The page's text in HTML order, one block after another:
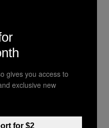
Centers for
empfiehlt”,
die wir in
konnten, sind
der Effektivität der
bringen
kosten.
es sich um eine
gives you access to
exclusive new
for $2